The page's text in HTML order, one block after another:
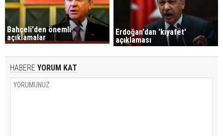
Bahçeli'den önemli
açıklamalar
Erdoğan'dan 'kıyafet'
açıklaması
HABERE YORUM KAT